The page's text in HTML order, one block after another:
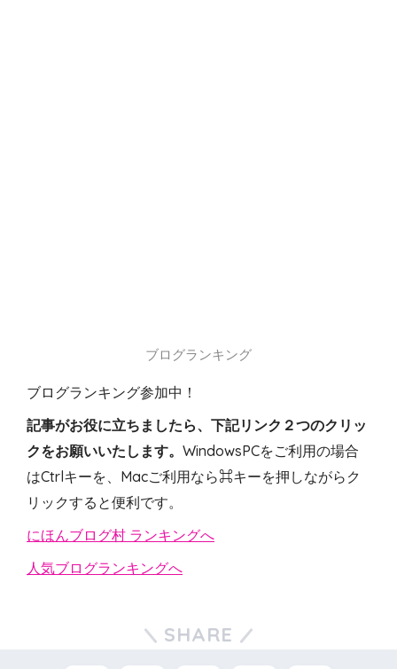
ブログランキング
ブログランキング参加中！
記事がお役に立ちましたら、下記リンク２つのクリッ
クをお願いいたします。 WindowsPCをご利用の場合
はCtrlキーを、Macご利用なら⌘キーを押しながらク
リックすると便利です。
にほんブログ村 ランキングへ
人気ブログランキングへ
SHARE